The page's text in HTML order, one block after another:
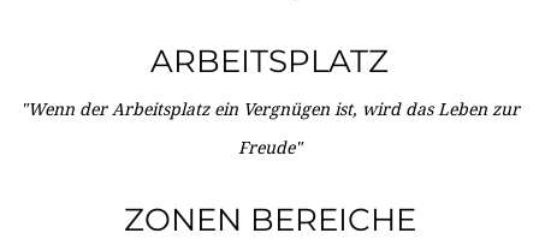
ARBEITSPLATZ
"Wenn der Arbeitsplatz ein Vergnügen ist, wird das Leben zur
Freude"
ZONEN BEREICHE